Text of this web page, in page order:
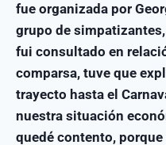
fue organizada por
grupo de
fui consultado en
comparsa, tuve que
trayecto hasta el
nuestra situación
quedé contento,